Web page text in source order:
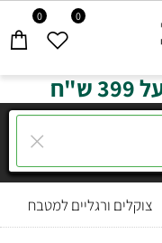
0 0
צוקלים ורגליים למטבח